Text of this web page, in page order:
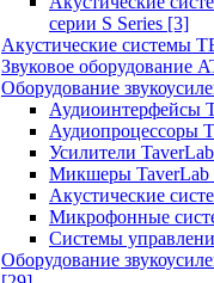
серии S Series [3]
Акустические системы
Звуковое оборудование
Оборудование
Аудиоинтерфейсы
Аудиопроцессоры
Усилители TaverLab
Микшеры TaverLab
Акустические
Микрофонные
Системы
Оборудование